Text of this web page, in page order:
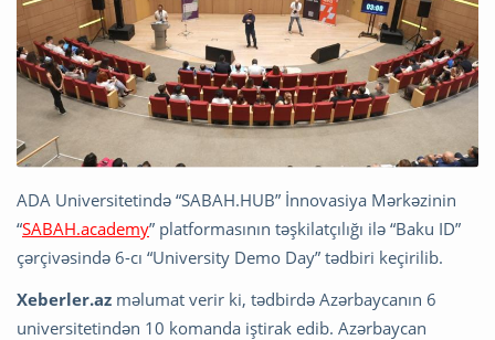
ADA Universitetində “SABAH.HUB” İnnovasiya Mərkəzinin
“SABAH.academy” platformasının təşkilatçılığı ilə “Baku ID”
çərçivəsində 6-cı “University Demo Day” tədbiri keçirilib.
Xeberler.az məlumat verir ki, tədbirdə Azərbaycanın 6
universitetindən 10 komanda iştirak edib. Azərbaycan